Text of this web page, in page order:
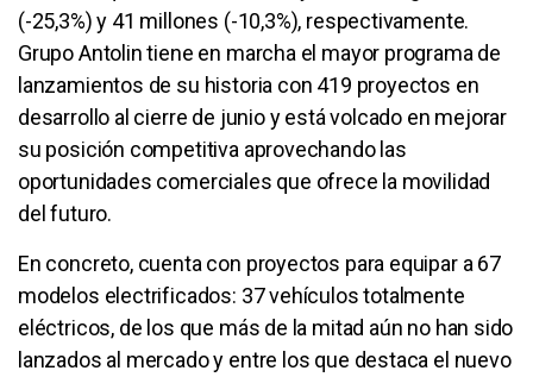
(-25,3%) y 41 millones (-10,3%), respectivamente.
Grupo Antolin tiene en marcha el mayor programa de
lanzamientos de su historia con 419 proyectos en
desarrollo al cierre de junio y está volcado en mejorar
su posición competitiva aprovechando las
oportunidades comerciales que ofrece la movilidad
del futuro.
En concreto, cuenta con proyectos para equipar a 67
modelos electrificados: 37 vehículos totalmente
eléctricos, de los que más de la mitad aún no han sido
lanzados al mercado y entre los que destaca el nuevo